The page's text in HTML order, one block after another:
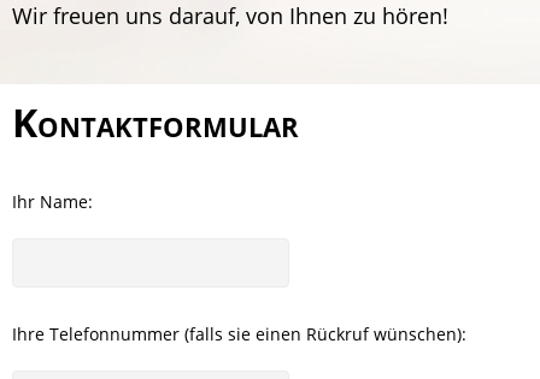
Wir freuen uns darauf, von Ihnen zu hören!
Kontaktformular
Ihr Name:
Ihre Telefonnummer (falls sie einen Rückruf wünschen):